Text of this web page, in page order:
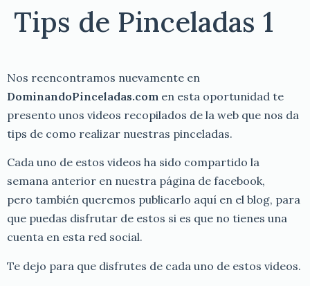
Tips de Pinceladas 1
Nos reencontramos nuevamente en
DominandoPinceladas.com en esta oportunidad te
presento unos videos recopilados de la web que nos da
tips de como realizar nuestras pinceladas.
Cada uno de estos videos ha sido compartido la
semana anterior en nuestra página de facebook,
pero también queremos publicarlo aquí en el blog, para
que puedas disfrutar de estos si es que no tienes una
cuenta en esta red social.
Te dejo para que disfrutes de cada uno de estos videos.